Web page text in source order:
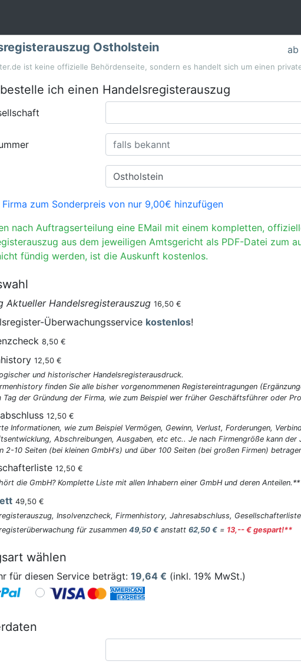
Ostholstein ab
ist keine offizielle Behördenseite, sondern es handelt sich um einen
ich einen Handelsregisterauszug
Firma zum Sonderpreis von nur 9,00€ hinzufügen
nach Auftragserteilung eine EMail mit einem kompletten,
aus dem jeweiligen Amtsgericht als PDF-Datei zum
fündig werden, ist die Auskunft kostenlos.
Aktueller Handelsregisterauszug 16,50 €
Überwachungsservice kostenlos!
8,50 €
12,50 €
und historischer Handelsregisterausdruck.
finden Sie alle bisher vorgenommenen Registereintragungen
Tag der Gründung der Firma, wie zum Beispiel wer früher Geschäftsführer oder
12,50 €
Informationen, wie zum Beispiel Vermögen, Gewinn, Verlust, Forderungen,
Abschreibungen, Ausgaben, etc etc.. Je nach Firmengröße kann der
2-10 Seiten (bei kleinen GmbH's) und über 100 Seiten (bei großen Firmen)
12,50 €
die GmbH? Komplette Liste mit allen Inhabern einer GmbH und deren Anteilen.**
49,50 €
Insolvenzcheck, Firmenhistory, Jahresabschluss,
für zusammen 49,50 € anstatt 62,50 € = 13,-- € gespart!**
wählen
für diesen Service beträgt: 19,64 € (inkl. 19% MwSt.)